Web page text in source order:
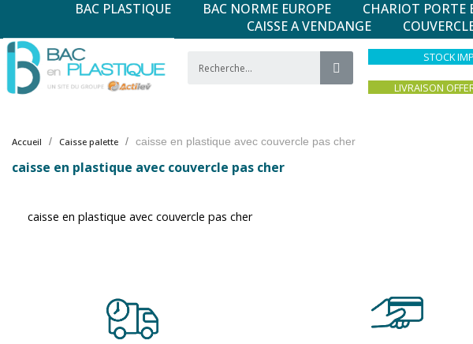
BAC PLASTIQUE BAC NORME EUROPE CHARIOT PORTE
CAISSE A VENDANGE
STOCK
LIVRAISON
Accueil Caisse palette caisse en plastique avec couvercle pas cher
caisse en plastique avec couvercle pas cher
caisse en plastique avec couvercle pas cher